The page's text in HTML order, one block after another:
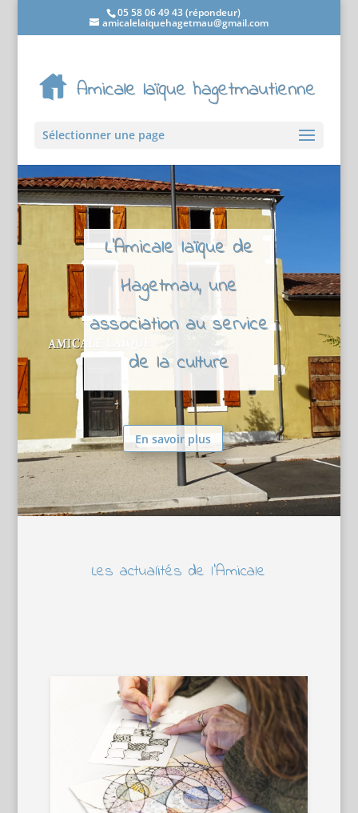
05 58 06 49 43 (répondeur)
amicalelaiquehagetmau@gmail.com
Sélectionner une page
L'Amicale laïque de
Hagetmau, une
association au service
de la culture
En savoir plus
Les actualités de l’Amicale